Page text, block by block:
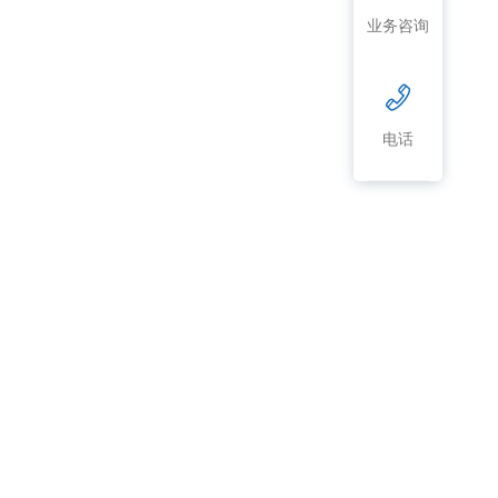
业务咨询
电话